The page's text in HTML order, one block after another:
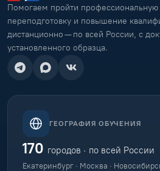
Помогаем пройти профессиональную
переподготовку и повышение
дистанционно — по всей России, с
установленного образца.
ГЕОГРАФИЯ ОБУЧЕНИЯ
170 городов · по всей России
Екатеринбург · Москва ·